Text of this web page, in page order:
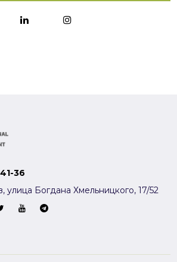
36
улица Богдана Хмельницкого, 17/52